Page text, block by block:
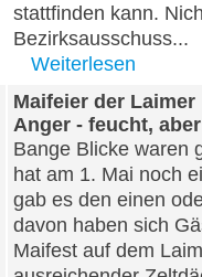
stattfinden kann.
Bezirksausschuss...
Weiterlesen
Maifeier der
Anger - feucht,
Bange Blicke waren
hat am 1. Mai noch
gab es den einen
davon haben sich
Maifest auf dem